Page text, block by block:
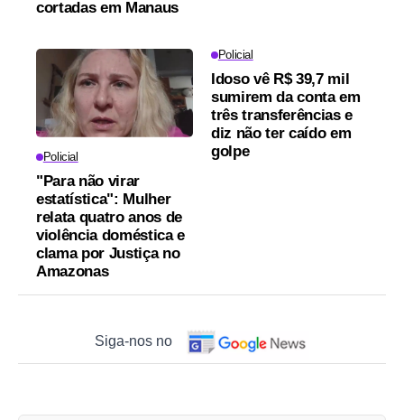
cortadas em Manaus
Policial
"Para não virar
estatística": Mulher
relata quatro anos de
violência doméstica e
clama por Justiça no
Amazonas
Policial
Idoso vê R$ 39,7 mil
sumirem da conta em
três transferências e
diz não ter caído em
golpe
Siga-nos no